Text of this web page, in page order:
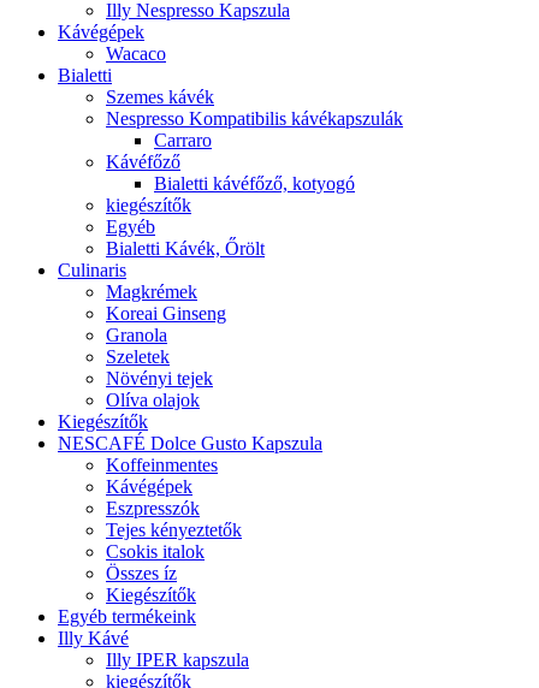
Illy Nespresso Kapszula
Kávégépek
Wacaco
Bialetti
Szemes kávék
Nespresso Kompatibilis kávékapszulák
Carraro
Kávéfőző
Bialetti kávéfőző, kotyogó
kiegészítők
Egyéb
Bialetti Kávék, Őrölt
Culinaris
Magkrémek
Koreai Ginseng
Granola
Szeletek
Növényi tejek
Olíva olajok
Kiegészítők
NESCAFÉ Dolce Gusto Kapszula
Koffeinmentes
Kávégépek
Eszpresszók
Tejes kényeztetők
Csokis italok
Összes íz
Kiegészítők
Egyéb termékeink
Illy Kávé
Illy IPER kapszula
kiegészítők